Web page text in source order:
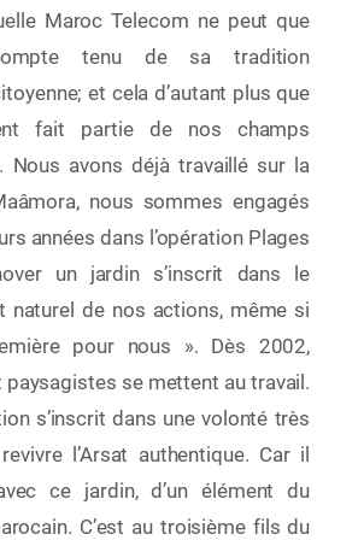
Ne plus afficher
Maroc Telecom ne peut que
tenu de sa tradition
et cela d’autant plus que
fait partie de nos champs
Nous avons déjà travaillé sur la
nous sommes engagés
années dans l’opération Plages
un jardin s’inscrit dans le
naturel de nos actions, même si
pour nous ». Dès 2002,
se mettent au travail.
s’inscrit dans une volonté très
l’Arsat authentique. Car il
ce jardin, d’un élément du
C’est au troisième fils du